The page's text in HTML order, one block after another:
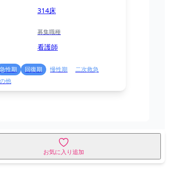
314床
募集職種
看護師
急性期 回復期 慢性期
二次救急
他
お気に入り追加